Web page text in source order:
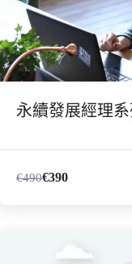
永續發展經理
€490€390